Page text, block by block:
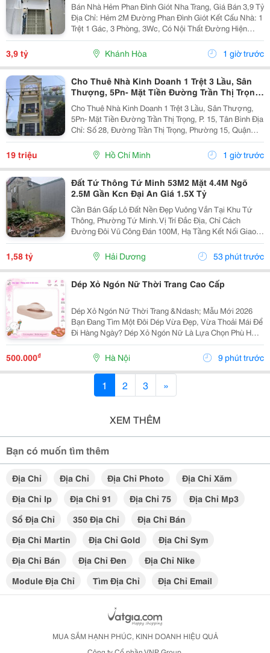
Bán Nhà Hẻm Phan Đình Giót Nha Trang, Giá Bán 3,9 Tỷ
Địa Chỉ: Hẻm 2M Đường Phan Đình Giót Kết Cấu Nhà: 1
Trệt 1 Gác, 3 Phòng, 3Wc, Có Nội Thất Đường Hiện
Trạng: 1,5M Diện Tích (Đất): 64,9M2 Diện Tích Xây
3,9 tỷ Khánh Hòa 1 giờ trước
Cho Thuê Nhà Kinh Doanh 1 Trệt 3 Lầu, Sân
Thượng, 5Pn- Mặt Tiền Đường Trần Thị Trọng,
P. 15, Tân Bình
Cho Thuê Nhà Kinh Doanh 1 Trệt 3 Lầu, Sân Thượng,
5Pn- Mặt Tiền Đường Trần Thị Trọng, P. 15, Tân Bình Địa
Chỉ: Số 28, Đường Trần Thị Trọng, Phường 15, Quận
Tân Bình, Tp,Hcm Dt: 4,5X14M= 63M2 &Ndash; Nhà 1
Trệt 3 Lầu, Sân Thượng ( Dtsd:...
19 triệu Hồ Chí Minh 1 giờ trước
Đất Tứ Thông Tứ Minh 53M2 Mặt 4.4M Ngõ
2.5M Gần Kcn Đại An Giá 1.5X Tỷ
Cần Bán Gấp Lô Đất Nền Đẹp Vuông Vắn Tại Khu Tứ
Thông, Phường Tứ Minh. Vị Trí Đắc Địa, Chỉ Cách
Đường Đôi Vũ Công Đán 100M, Hạ Tầng Kết Nối Giao
Thông Thông Suốt. Nằm Ngay Trung Tâm Khu Vực Tứ
Thông &Ndash; Nơi Sầm Uất Bậc Nhất Về Mô Hình
Nhà Trọ...
1,58 tỷ Hải Dương 53 phút trước
Dép Xỏ Ngón Nữ Thời Trang Cao Cấp
Dép Xỏ Ngón Nữ Thời Trang &Ndash; Mẫu Mới 2026
Bạn Đang Tìm Một Đôi Dép Vừa Đẹp, Vừa Thoải Mái Để
Đi Hàng Ngày? Dép Xỏ Ngón Nữ Là Lựa Chọn Phù Hợp
Cho Những Ngày Đi Chơi, Đi Biển, Dạo Phố Hoặc Sử
Dụng Thường Xuyên. ✅ Thiết Kế Thanh Lịch, Trẻ...
500.000₫ Hà Nội 9 phút trước
1 2 3 »
XEM THÊM
Bạn có muốn tìm thêm
Địa Chỉ Địa Chỉ Địa Chỉ Photo
Địa Chỉ Xăm
Địa Chỉ Ip
Địa Chỉ 91 Địa Chỉ 75
Địa Chỉ Mp3
Sổ Địa Chỉ
350 Địa Chỉ
Địa Chỉ Bán
Địa Chỉ Martin
Địa Chỉ Gold
Địa Chỉ Sym
Địa Chỉ Bán
Địa Chỉ Đen
Địa Chỉ Nike
Module Địa Chỉ
Tìm Địa Chỉ Địa Chỉ Email
MUA SẮM HẠNH PHÚC, KINH DOANH HIỆU QUẢ